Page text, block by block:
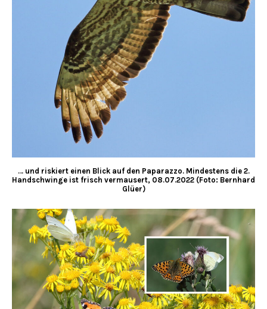
… und riskiert einen Blick auf den Paparazzo. Mindestens die 2.
Handschwinge ist frisch vermausert, 08.07.2022 (Foto: Bernhard
Glüer)